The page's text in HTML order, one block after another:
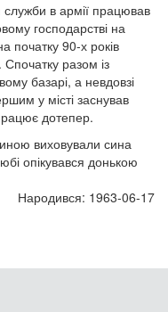
служби в армії працював
господарстві на
початку 90-х років
разом із
базарі, а невдовзі
у місті заснував
дотепер.
виховували сина
опікувався донькою
Народився: 1963-06-17